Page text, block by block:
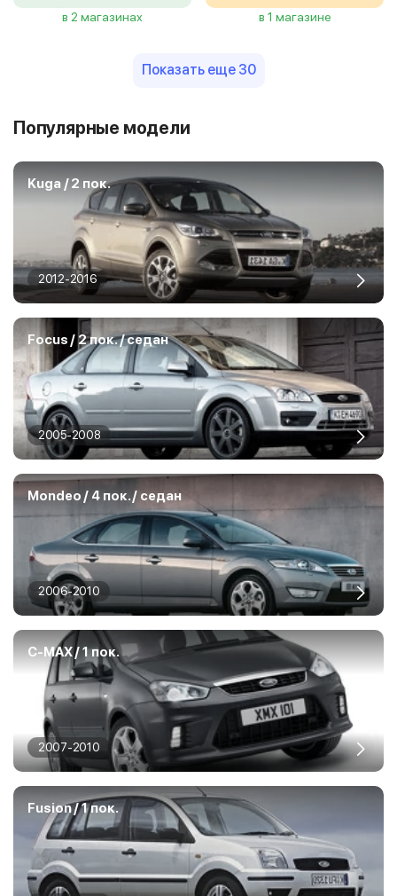
в 2 магазинах
в 1 магазине
Показать еще 30
Популярные модели
Kuga / 2 пок.
2012-2016
Focus / 2 пок. / седан
2005-2008
Mondeo / 4 пок. / седан
2006-2010
C-MAX / 1 пок.
2007-2010
Fusion / 1 пок.